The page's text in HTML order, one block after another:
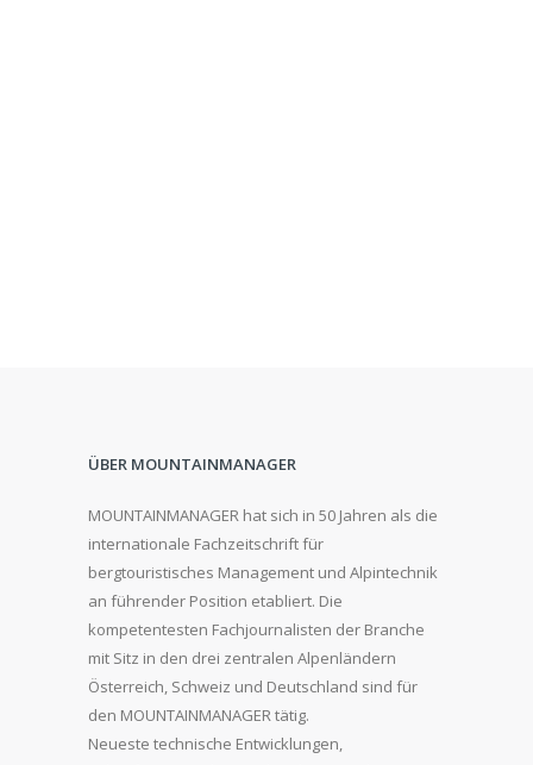
ÜBER MOUNTAINMANAGER
MOUNTAINMANAGER hat sich in 50 Jahren als die
internationale Fachzeitschrift für
bergtouristisches Management und Alpintechnik
an führender Position etabliert. Die
kompetentesten Fachjournalisten der Branche
mit Sitz in den drei zentralen Alpenländern
Österreich, Schweiz und Deutschland sind für
den MOUNTAINMANAGER tätig.
Neueste technische Entwicklungen,